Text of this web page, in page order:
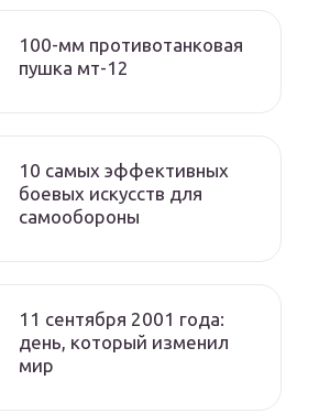
100-мм противотанковая
пушка мт-12
10 самых эффективных
боевых искусств для
самообороны
11 сентября 2001 года:
день, который изменил
мир